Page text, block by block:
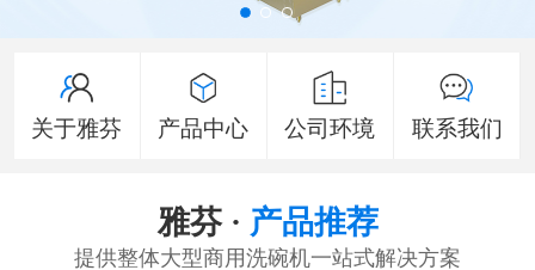
关于雅芬 产品中心 公司环境 联系我们
雅芬 · 产品推荐
提供整体大型商用洗碗机一站式解决方案